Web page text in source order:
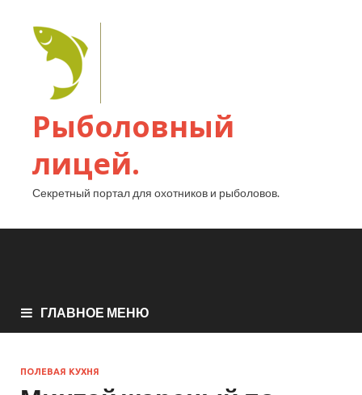
Рыболовный
лицей.
Секретный портал для охотников и рыболовов.
ГЛАВНОЕ МЕНЮ
ПОЛЕВАЯ КУХНЯ